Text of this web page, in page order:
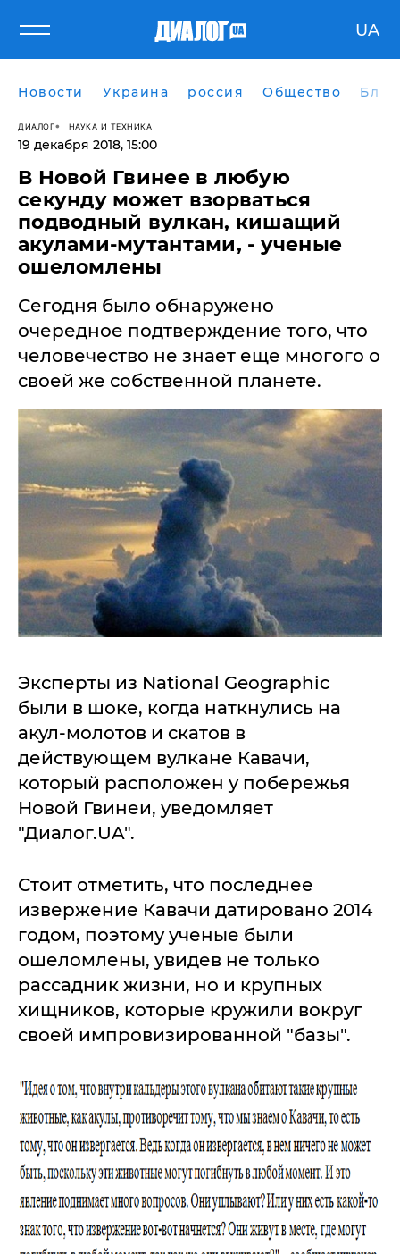
UA
Новости Украина россия Общество
ДИАЛОГ НАУКА И ТЕХНИКА
19 декабря 2018, 15:00
В Новой Гвинее в любую
секунду может взорваться
подводный вулкан, кишащий
акулами-мутантами, - ученые
ошеломлены
Сегодня было обнаружено
очередное подтверждение того, что
человечество не знает еще многого о
своей же собственной планете.
Эксперты из National Geographic
были в шоке, когда наткнулись на
акул-молотов и скатов в
действующем вулкане Кавачи,
который расположен у побережья
Новой Гвинеи, уведомляет
"Диалог.UA".
Стоит отметить, что последнее
извержение Кавачи датировано 2014
годом, поэтому ученые были
ошеломлены, увидев не только
рассадник жизни, но и крупных
хищников, которые кружили вокруг
своей импровизированной "базы".